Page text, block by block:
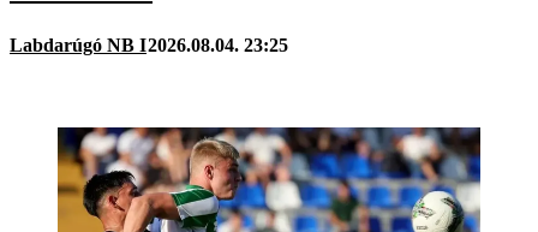
Labdarúgó NB I2026.08.04. 23:25